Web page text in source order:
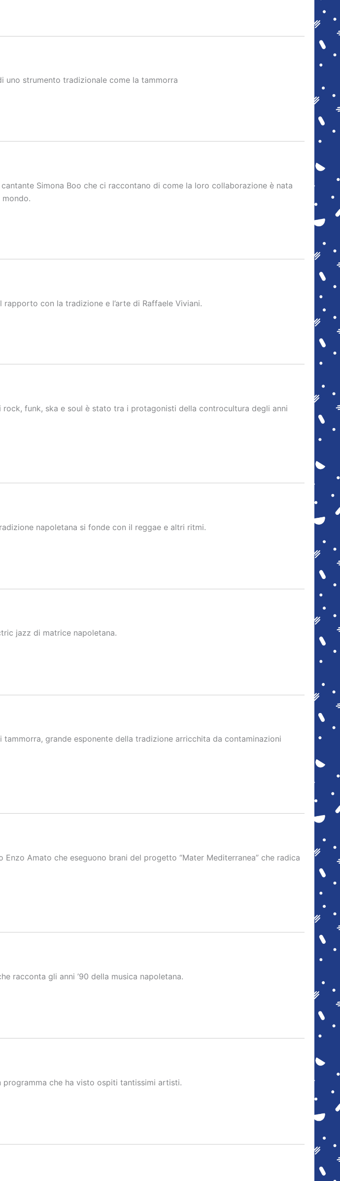
uno strumento tradizionale come la tammorra
Simona Boo che ci raccontano di come la loro collaborazione è nata
con la tradizione e l’arte di Raffaele Viviani.
funk, ska e soul è stato tra i protagonisti della controcultura degli anni
napoletana si fonde con il reggae e altri ritmi.
jazz di matrice napoletana.
grande esponente della tradizione arricchita da contaminazioni
Amato che eseguono brani del progetto “Mater Mediterranea” che radica
racconta gli anni ’90 della musica napoletana.
che ha visto ospiti tantissimi artisti.